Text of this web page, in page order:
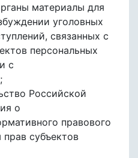
материалы для
уголовных
связанных с
персональных
с
Российской
о
правового
субъектов